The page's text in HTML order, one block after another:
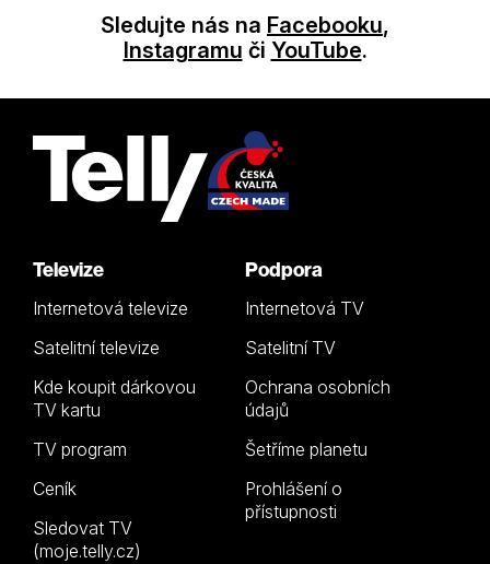
Sledujte nás na Facebooku,
Instagramu či YouTube.
Televize
Internetová televize
Satelitní televize
Kde koupit dárkovou
TV kartu
TV program
Ceník
Sledovat TV
(moje.telly.cz)
Podpora
Internetová TV
Satelitní TV
Ochrana osobních
údajů
Šetříme planetu
Prohlášení o
přístupnosti